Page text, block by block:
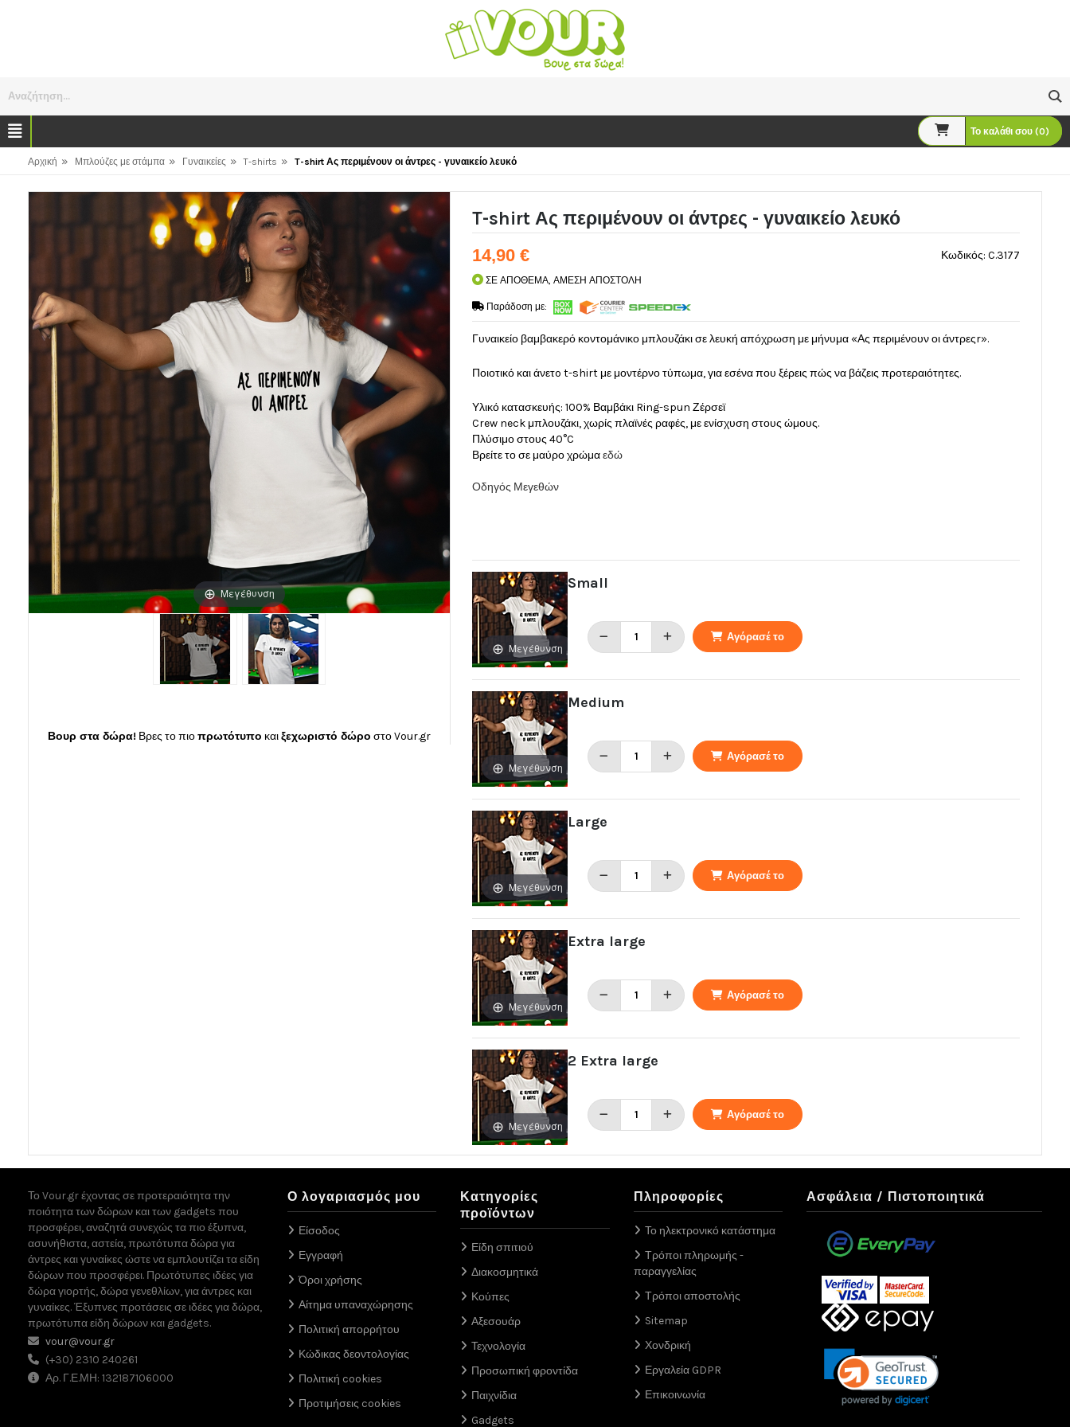
Αναζήτηση...
Το καλάθι σου (0)
Αρχική » Μπλούζες με στάμπα » Γυναικείες » T-shirts » T-shirt Ας περιμένουν οι άντρες - γυναικείο λευκό
Μεγέθυνση
Βουρ στα δώρα! Βρες το πιοπρωτότυπο καιξεχωριστό δώρο στοVour.gr
T-shirt Ας περιμένουν οι άντρες - γυναικείο λευκό
Κωδικός: C.3177
14,90 €
ΣΕ ΑΠΟΘΕΜΑ, ΑΜΕΣΗ ΑΠΟΣΤΟΛΗ
Παράδοση με:
Γυναικείο βαμβακερό κοντομάνικο μπλουζάκι σε λευκή απόχρωση με μήνυμα «Ας περιμένουν οι άντρεςr».
Ποιοτικό και άνετo t-shirt με μοντέρνο τύπωμα, για εσένα που ξέρεις πώς να βάζεις προτεραιότητες.
Υλικό κατασκευής: 100% Βαμβάκι Ring-spun Ζέρσεϊ
Crew neck μπλουζάκι, χωρίς πλαϊνές ραφές, με ενίσχυση στους ώμους.
Πλύσιμο στους 40°C
Βρείτε το σε μαύρο χρώμαεδώ
Οδηγός Μεγεθών
Μεγέθυνση
Small
Αγόρασέ το
Μεγέθυνση
Medium
Αγόρασέ το
Μεγέθυνση
Large
Αγόρασέ το
Μεγέθυνση
Extra large
Αγόρασέ το
Μεγέθυνση
2 Extra large
Αγόρασέ το
Το Vour.gr έχοντας σε προτεραιότητα την
ποιότητα των δώρων και των gadgets που
προσφέρει, αναζητά συνεχώς τα πιο έξυπνα,
ασυνήθιστα, αστεία, πρωτότυπα δώρα για
άντρες και γυναίκες ώστε να εμπλουτίζει τα είδη
δώρων που προσφέρει. Πρωτότυπες ιδέες για
δώρα γιορτής, δώρα γενεθλίων, για άντρες και
γυναίκες. Έξυπνες προτάσεις σε ιδέες για δώρα,
πρωτότυπα είδη δώρων και gadgets.
vour@vour.gr
(+30) 2310 240261
Αρ. Γ.Ε.ΜΗ: 132187106000
Ο λογαριασμός μου
Είσοδος
Εγγραφή
Όροι χρήσης
Αίτημα υπαναχώρησης
Πολιτική απορρήτου
Κώδικας δεοντολογίας
Πολιτική cookies
Προτιμήσεις cookies
Κατηγορίες
προϊόντων
Είδη σπιτιού
Διακοσμητικά
Κούπες
Αξεσουάρ
Τεχνολογία
Προσωπική φροντίδα
Παιχνίδια
Gadgets
Πληροφορίες
Το ηλεκτρονικό κατάστημα
Τρόποι πληρωμής -
παραγγελίας
Τρόποι αποστολής
Sitemap
Χονδρική
Εργαλεία GDPR
Επικοινωνία
Ασφάλεια / Πιστοποιητικά